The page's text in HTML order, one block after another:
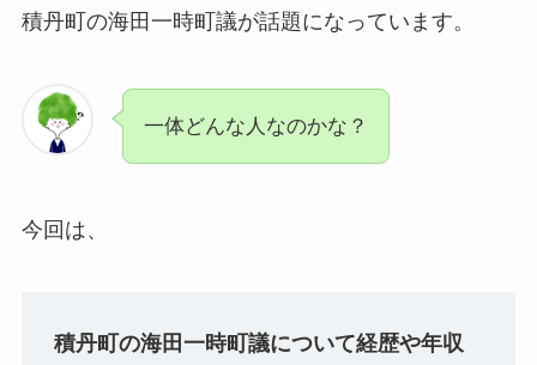
積丹町の海田一時町議が話題になっています。
一体どんな人なのかな？
今回は、
積丹町の海田一時町議について経歴や年収